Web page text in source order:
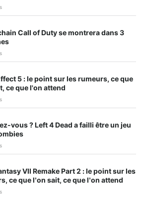
Call of Duty se montrera dans 3
5 : le point sur les rumeurs, ce que
ce que l'on attend
vous ? Left 4 Dead a failli être un jeu
VII Remake Part 2 : le point sur les
ce que l’on sait, ce que l’on attend